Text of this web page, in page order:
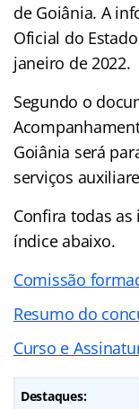
de Goiânia. A
Oficial do
janeiro de 2022.
Segundo o
Goiânia será
serviços
Confira todas
índiceabaixo.
Comissão
Resumo do
Curso e
Destaques: